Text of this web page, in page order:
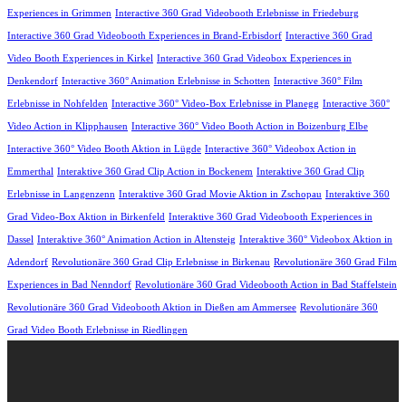
Experiences in Grimmen Interactive 360 Grad Videobooth Erlebnisse in Friedeburg
Interactive 360 Grad Videobooth Experiences in Brand-Erbisdorf Interactive 360 Grad
Video Booth Experiences in Kirkel Interactive 360 Grad Videobox Experiences in
Denkendorf Interactive 360° Animation Erlebnisse in Schotten Interactive 360° Film
Erlebnisse in Nohfelden Interactive 360° Video-Box Erlebnisse in Planegg Interactive 360°
Video Action in Klipphausen Interactive 360° Video Booth Action in Boizenburg Elbe
Interactive 360° Video Booth Aktion in Lügde Interactive 360° Videobox Action in
Emmerthal Interaktive 360 Grad Clip Action in Bockenem Interaktive 360 Grad Clip
Erlebnisse in Langenzenn Interaktive 360 Grad Movie Aktion in Zschopau Interaktive 360
Grad Video-Box Aktion in Birkenfeld Interaktive 360 Grad Videobooth Experiences in
Dassel Interaktive 360° Animation Action in Altensteig Interaktive 360° Videobox Aktion in
Adendorf Revolutionäre 360 Grad Clip Erlebnisse in Birkenau Revolutionäre 360 Grad Film
Experiences in Bad Nenndorf Revolutionäre 360 Grad Videobooth Action in Bad Staffelstein
Revolutionäre 360 Grad Videobooth Aktion in Dießen am Ammersee Revolutionäre 360
Grad Video Booth Erlebnisse in Riedlingen